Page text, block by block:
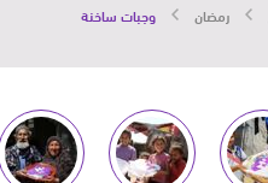
رمضان
وجبات ساخنة